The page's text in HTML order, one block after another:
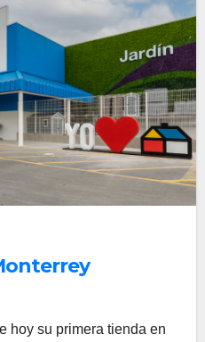
hoy su primera tienda en